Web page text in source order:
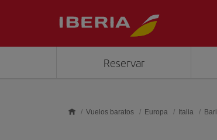
Reservar
Vuelos baratos Europa Italia Bari